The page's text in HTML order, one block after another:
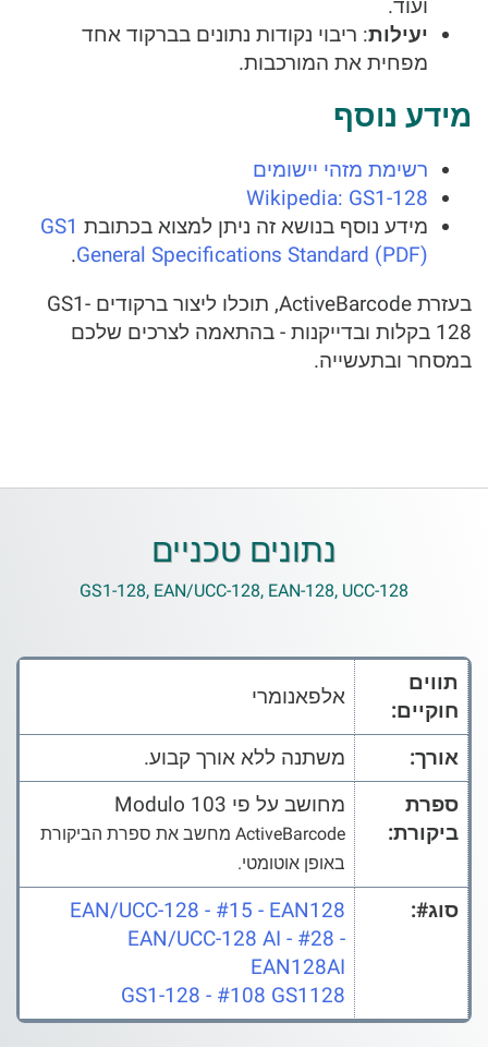
ועוד.
יעילות: ריבוי נקודות נתונים בברקוד אחד
מפחית את המורכבות.
מידע נוסף
רשימת מזהי יישומים
Wikipedia: GS1-128
מידע נוסף בנושא זה ניתן למצוא בכתובת GS1
General Specifications Standard (PDF)
.
בעזרת ActiveBarcode, תוכלו ליצור ברקודים GS1-
128 בקלות ובדייקנות - בהתאמה לצרכים שלכם
במסחר ובתעשייה.
נתונים טכניים
GS1-128, EAN/UCC-128, EAN-128, UCC-128
תווים
חוקיים:
אלפאנומרי
אורך:
משתנה ללא אורך קבוע.
ספרת
ביקורת:
מחושב על פי Modulo 103
ActiveBarcode מחשב את ספרת הביקורת
באופן אוטומטי.
סוג#:
EAN/UCC-128 - #15 - EAN128
EAN/UCC-128 AI - #28 -
EAN128AI
GS1-128 - #108 GS1128